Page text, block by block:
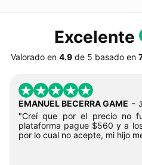
Excelente
Valorado en 4.9de 5 basado en
EMANUEL BECERRA GAME -
"Creí que por el precio no
plataforma pague $560 y a
por lo cual no acepte, mi hijo